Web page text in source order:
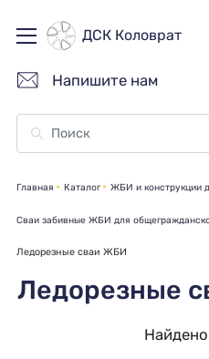
ДСК Коловрат
Напишите нам
Главная Каталог ЖБИ и конструкции
Сваи забивные ЖБИ для
Ледорезные сваи ЖБИ
Ледорезные